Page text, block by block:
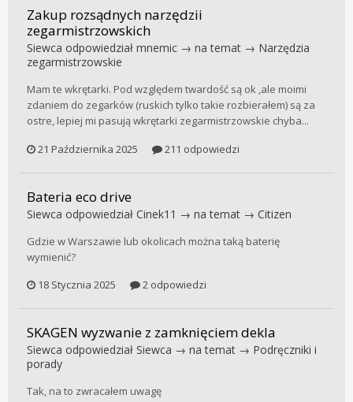
Zakup rozsądnych narzędzii
zegarmistrzowskich
Siewca odpowiedział mnemic → na temat → Narzędzia
zegarmistrzowskie
Mam te wkrętarki. Pod względem twardość są ok ,ale moimi
zdaniem do zegarków (ruskich tylko takie rozbierałem) są za
ostre, lepiej mi pasują wkrętarki zegarmistrzowskie chyba...
21 Października 2025
211 odpowiedzi
Bateria eco drive
Siewca odpowiedział Cinek11 → na temat → Citizen
Gdzie w Warszawie lub okolicach można taką baterię
wymienić?
18 Stycznia 2025
2 odpowiedzi
SKAGEN wyzwanie z zamknięciem dekla
Siewca odpowiedział Siewca → na temat → Podręczniki i
porady
Tak, na to zwracałem uwagę